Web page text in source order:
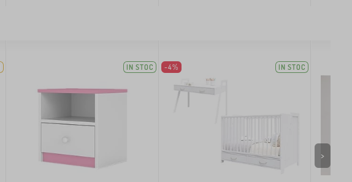
IN STOC -4% IN STOC
>